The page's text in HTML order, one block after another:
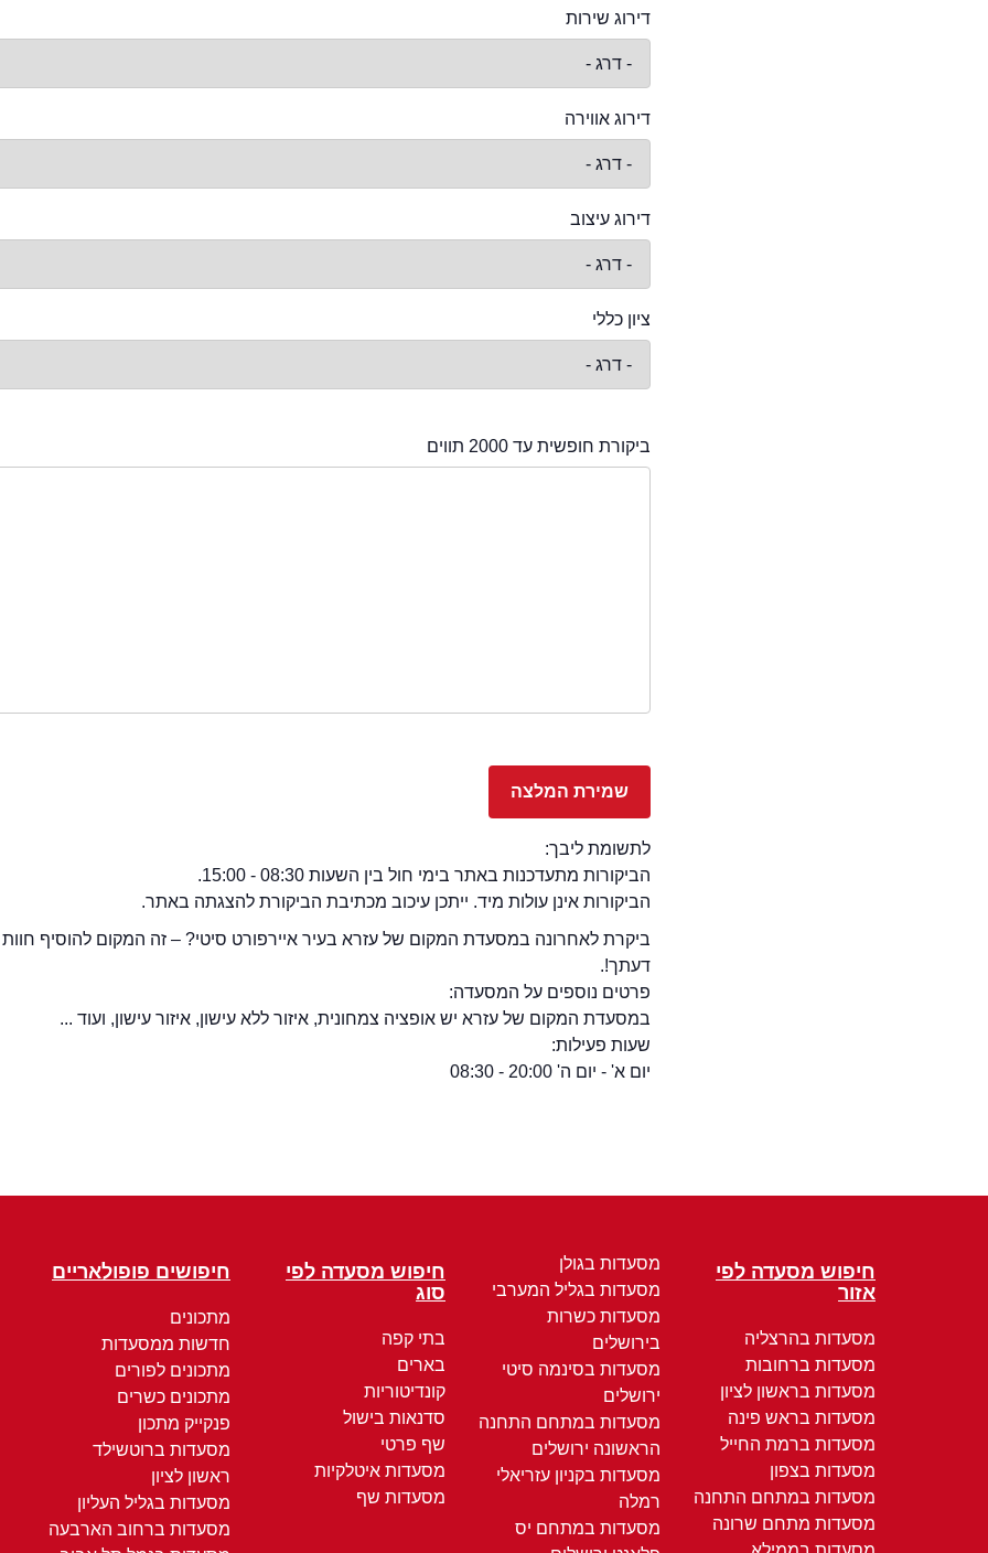
דירוג שירות
דירוג אווירה
דירוג עיצוב
ציון כללי
ביקורת חופשית עד 2000 תווים
לתשומת ליבך:
הביקורות מתעדכנות באתר בימי חול בין השעות 08:30 - 15:00.
הביקורות אינן עולות מיד. ייתכן עיכוב מכתיבת הביקורת להצגתה באתר.
ביקרת לאחרונה במסעדת המקום של עזרא בעיר איירפורט סיטי? – זה המקום להוסיף חוות
דעתך!.
פרטים נוספים על המסעדה:
במסעדת המקום של עזרא יש אופציה צמחונית, איזור ללא עישון, איזור עישון, ועוד ...
שעות פעילות:
יום א' - יום ה' 20:00 - 08:30
חיפוש מסעדה לפי
אזור
מסעדות בהרצליה
מסעדות ברחובות
מסעדות בראשון לציון
מסעדות בראש פינה
מסעדות ברמת החייל
מסעדות בצפון
מסעדות במתחם התחנה
מסעדות מתחם שרונה
מסעדות בגולן
מסעדות בגליל המערבי
מסעדות כשרות
בירושלים
מסעדות בסינמה סיטי
ירושלים
מסעדות במתחם התחנה
הראשונה ירושלים
מסעדות בקניון עזריאלי
רמלה
מסעדות במתחם יס
חיפוש מסעדה לפי
סוג
בתי קפה
בארים
קונדיטוריות
סדנאות בישול
שף פרטי
מסעדות איטלקיות
מסעדות שף
חיפושים פופולאריים
מתכונים
חדשות ממסעדות
מתכונים לפורים
מתכונים כשרים
פנקייק מתכון
מסעדות ברוטשילד
ראשון לציון
מסעדות בגליל העליון
מסעדות ברחוב הארבעה